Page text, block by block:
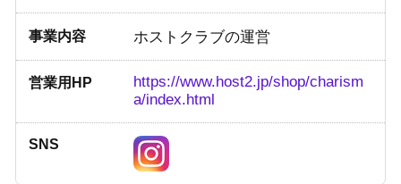
事業内容 ホストクラブの運営
営業用HP
https://www.host2.jp/shop/charism
a/index.html
SNS